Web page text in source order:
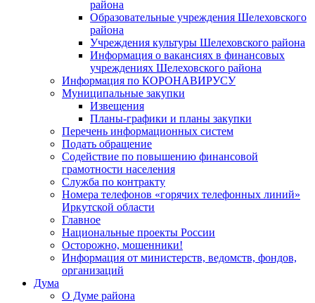
района
Образовательные учреждения Шелеховского
района
Учреждения культуры Шелеховского района
Информация о вакансиях в финансовых
учреждениях Шелеховского района
Информация по КОРОНАВИРУСУ
Муниципальные закупки
Извещения
Планы-графики и планы закупки
Перечень информационных систем
Подать обращение
Содействие по повышению финансовой
грамотности населения
Служба по контракту
Номера телефонов «горячих телефонных линий»
Иркутской области
Главное
Национальные проекты России
Осторожно, мошенники!
Информация от министерств, ведомств, фондов,
организаций
Дума
О Думе района